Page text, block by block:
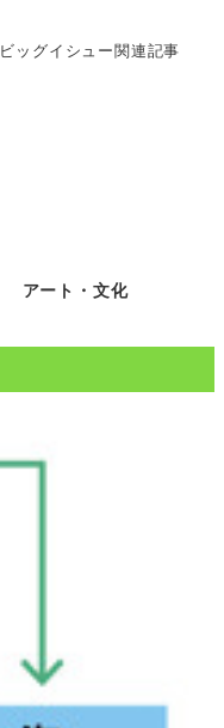
ビッグイシュー関連記事
アート・文化